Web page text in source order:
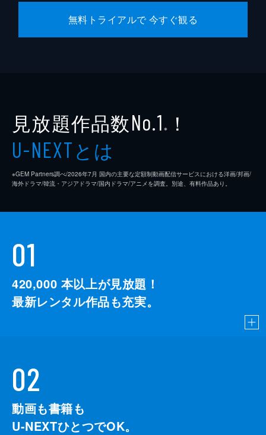
無料トライアルで 今すぐ観る
見放題作品数No.1 ※ ！
U-NEXTとは
※GEM Partners調べ/2026年7⽉ 国内の主要な定額制動画配信サービスにおける洋画/邦画/
海外ドラマ/韓流・アジアドラマ/国内ドラマ/アニメを調査。別途、有料作品あり。
01
420,000 本以上が見放題！
最新レンタル作品も充実。
02
動画も書籍も
U-NEXTひとつでOK。